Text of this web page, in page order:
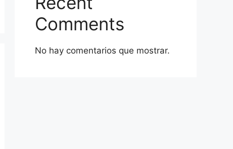
Comments
No hay comentarios que mostrar.